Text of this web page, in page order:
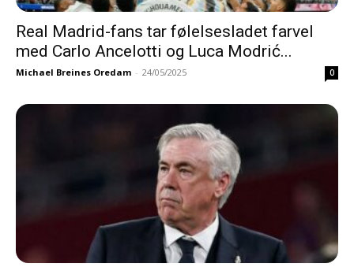
Real Madrid-fans tar følelsesladet farvel
med Carlo Ancelotti og Luca Modrić...
Michael Breines Oredam - 24/05/2025 0